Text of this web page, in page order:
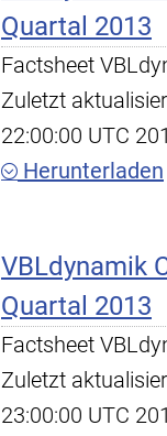
Quartal 2013
Factsheet
Zuletzt
22:00:00 UTC
Herunterladen
VBLdynamik
Quartal 2013
Factsheet
Zuletzt
23:00:00 UTC